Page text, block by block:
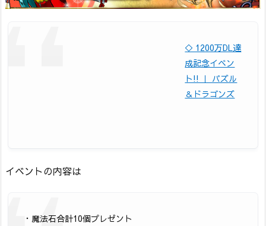
◇ 1200万DL達
成記念イベン
ト!! ｜ パズル
＆ドラゴンズ
イベントの内容は
・魔法石合計10個プレゼント